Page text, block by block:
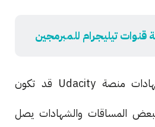
تيليجرام للمبرمجين
مساقات وكورسات وشهادات منصة Udacity قد تكون
فبعض المساقات والشهادات يصل